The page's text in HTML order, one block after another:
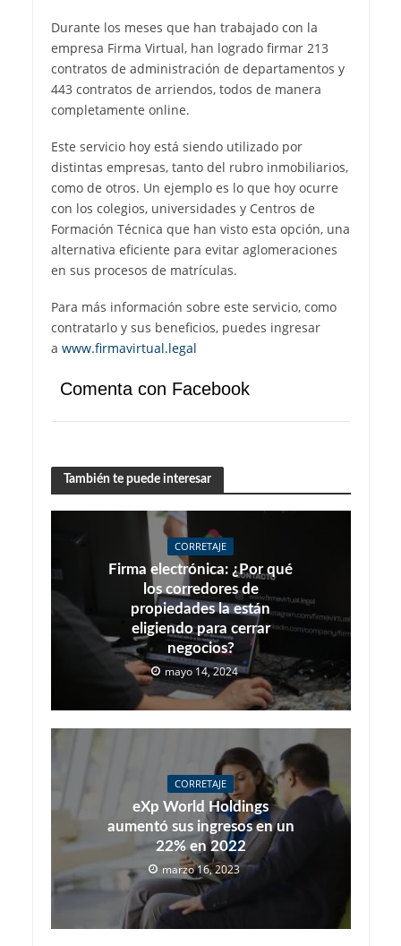
Durante los meses que han trabajado con la
empresa Firma Virtual, han logrado firmar 213
contratos de administración de departamentos y
443 contratos de arriendos, todos de manera
completamente online.
Este servicio hoy está siendo utilizado por
distintas empresas, tanto del rubro inmobiliarios,
como de otros. Un ejemplo es lo que hoy ocurre
con los colegios, universidades y Centros de
Formación Técnica que han visto esta opción, una
alternativa eficiente para evitar aglomeraciones
en sus procesos de matrículas.
Para más información sobre este servicio, como
contratarlo y sus beneficios, puedes ingresar
a www.firmavirtual.legal
Comenta con Facebook
También te puede interesar
CORRETAJE
Firma electrónica: ¿Por qué
los corredores de
propiedades la están
eligiendo para cerrar
negocios?
mayo 14, 2024
CORRETAJE
eXp World Holdings
aumentó sus ingresos en un
22% en 2022
marzo 16, 2023